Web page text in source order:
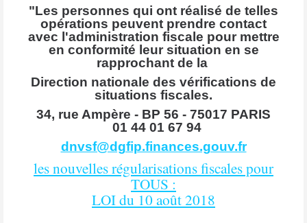
"Les personnes qui ont réalisé de telles
opérations peuvent prendre contact
avec l'administration fiscale pour mettre
en conformité leur situation en se
rapprochant de la
Direction nationale des vérifications de
situations fiscales.
34, rue Ampère - BP 56 - 75017 PARIS
01 44 01 67 94
dnvsf@dgfip.finances.gouv.fr
les nouvelles régularisations fiscales pour
TOUS :
LOI du 10 août 2018